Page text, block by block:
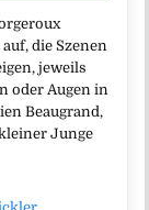
die Szenen
jeweils
oder Augen in
Beaugrand,
Junge